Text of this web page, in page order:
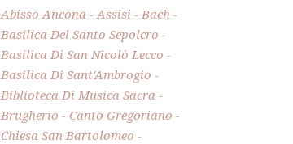
Abisso Ancona Assisi
Bach
Basilica Del Santo Sepolcro
Basilica Di San Nicolò Lecco
Basilica Di Sant'Ambrogio
Biblioteca Di Musica Sacra
Brugherio
Canto Gregoriano
Chiesa San Bartolomeo